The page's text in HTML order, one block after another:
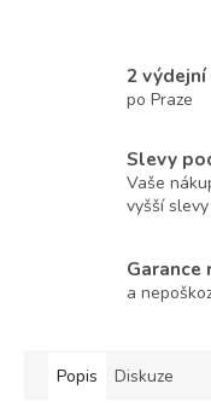
2
po Praze
Slevy
Vaše
vyšší
Garance
a
Popis Diskuze